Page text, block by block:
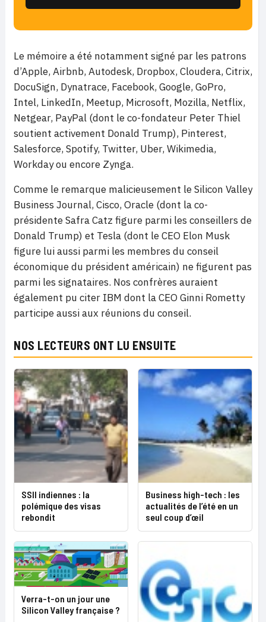
Le mémoire a été notamment signé par les patrons
d’Apple, Airbnb, Autodesk, Dropbox, Cloudera, Citrix,
DocuSign, Dynatrace, Facebook, Google, GoPro,
Intel, LinkedIn, Meetup, Microsoft, Mozilla, Netflix,
Netgear, PayPal (dont le co-fondateur Peter Thiel
soutient activement Donald Trump), Pinterest,
Salesforce, Spotify, Twitter, Uber, Wikimedia,
Workday ou encore Zynga.
Comme le remarque malicieusement le Silicon Valley
Business Journal, Cisco, Oracle (dont la co-
présidente Safra Catz figure parmi les conseillers de
Donald Trump) et Tesla (dont le CEO Elon Musk
figure lui aussi parmi les membres du conseil
économique du président américain) ne figurent pas
parmi les signataires. Nos confrères auraient
également pu citer IBM dont la CEO Ginni Rometty
participe aussi aux réunions du conseil.
NOS LECTEURS ONT LU ENSUITE
SSII indiennes : la
polémique des visas
rebondit
Business high-tech : les
actualités de l’été en un
seul coup d’œil
Verra-t-on un jour une
Silicon Valley française ?